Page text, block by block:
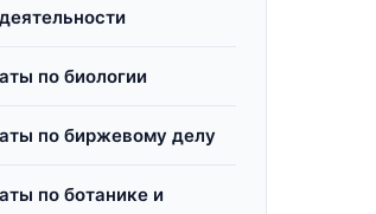
по биологии
по биржевому делу
по ботанике и